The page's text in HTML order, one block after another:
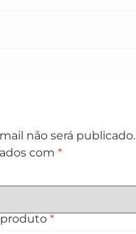
não será publicado.
com*
produto*